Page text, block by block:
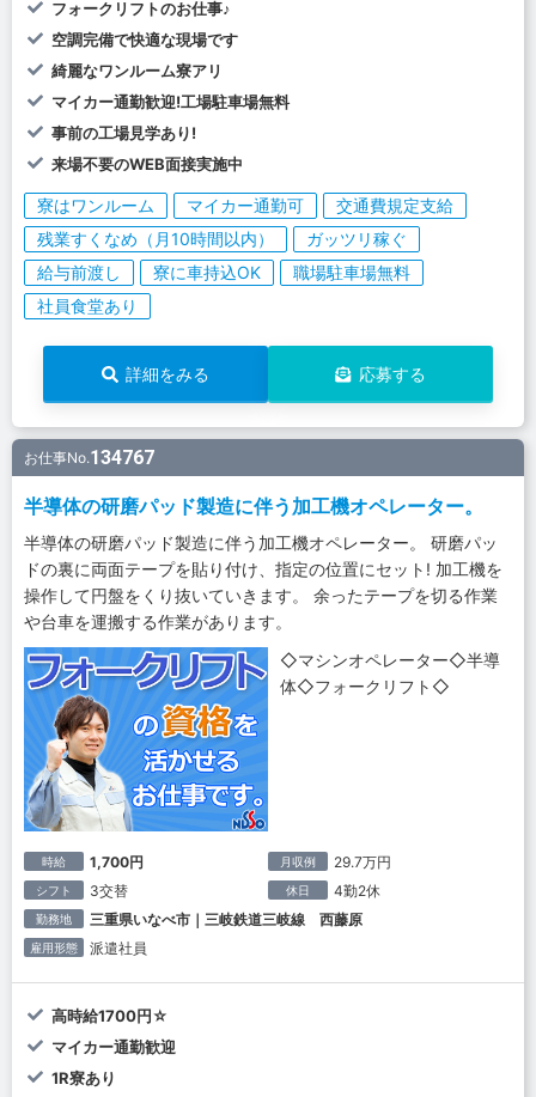
フォークリフトのお仕事♪
空調完備で快適な現場です
綺麗なワンルーム寮アリ
マイカー通勤歓迎!工場駐車場無料
事前の工場見学あり!
来場不要のWEB面接実施中
寮はワンルーム マイカー通勤可
交通費規定支給
残業すくなめ（月10時間以内）
ガッツリ稼ぐ
給与前渡し
寮に車持込OK
職場駐車場無料
社員食堂あり
詳細をみる 応募する
お仕事No.134767
半導体の研磨パッド製造に伴う加工機オペレーター。
半導体の研磨パッド製造に伴う加工機オペレーター。 研磨パッ
ドの裏に両面テープを貼り付け、指定の位置にセット! 加工機を
操作して円盤をくり抜いていきます。 余ったテープを切る作業
や台車を運搬する作業があります。
◇マシンオペレーター◇半導
体◇フォークリフト◇
時給 1,700円 月収例 29.7万円
シフト 3交替 休日 4勤2休
勤務地 三重県いなべ市｜三岐鉄道三岐線 西藤原
雇用形態 派遣社員
高時給1700円☆
マイカー通勤歓迎
1R寮あり